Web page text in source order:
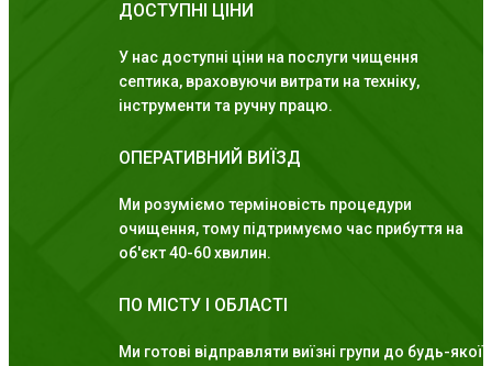
ДОСТУПНІ ЦІНИ
У нас доступні ціни на послуги чищення
септика, враховуючи витрати на техніку,
інструменти та ручну працю.
ОПЕРАТИВНИЙ ВИЇЗД
Ми розуміємо терміновість процедури
очищення, тому підтримуємо час прибуття на
об'єкт 40-60 хвилин.
ПО МІСТУ І ОБЛАСТІ
Ми готові відправляти виїзні групи до будь-якої